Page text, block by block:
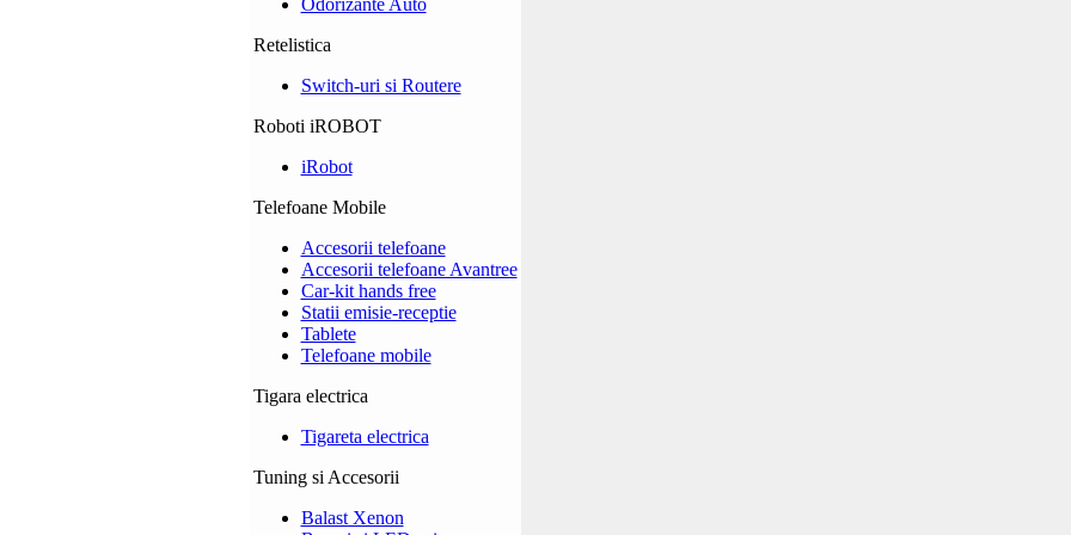
Odorizante Auto
Retelistica
Switch-uri si Routere
Roboti iROBOT
iRobot
Telefoane Mobile
Accesorii telefoane
Accesorii telefoane Avantree
Car-kit hands free
Statii emisie-receptie
Tablete
Telefoane mobile
Tigara electrica
Tigareta electrica
Tuning si Accesorii
Balast Xenon